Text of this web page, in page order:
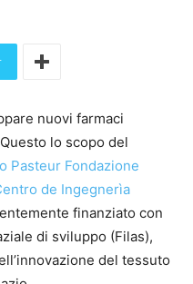
nuovi farmaci
lo scopo del
Pasteur Fondazione
de Ingegnerìa
finanziato con
di sviluppo (Filas),
del tessuto